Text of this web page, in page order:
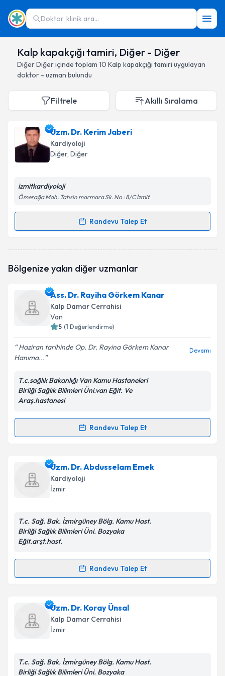
Doktor, klinik ara...
Kalp kapakçığı tamiri, Diğer - Diğer
DiğerDiğeriçinde toplam 10 Kalp kapakçığı tamiri uygulayan
doktor - uzman bulundu
Filtrele Akıllı Sıralama
Uzm. Dr. Kerim Jaberi
Kardiyoloji
Diğer, Diğer
izmitkardiyoloji
Ömerağa Mah. Tahsin marmara Sk. No : 8/C İzmit
Randevu Talep Et
Randevu Takvimi Talebi
oluşturun. Size bu uzmandan randevu almanız için bir
E-posta Adresiniz
Kişisel verilerimin işlenmesine ilişkinAydınlatma
Bölgenize yakın diğer uzmanlar
Ass. Dr. Rayiha Görkem Kanar
Kalp Damar Cerrahisi
Van
5 (1 Değerlendirme)
Haziran tarihinde Op. Dr. Rayina Görkem Kanar
Hanıma...
Devamı
T.c.sağlık Bakanlığı Van Kamu Hastaneleri
Birliği Sağlık Bilimleri Üni.van Eğit. Ve
Araş.hastanesi
Randevu Talep Et
Randevu Takvimi Talebi
Ass. Dr. Rayiha Görkem Kanariçin randevu takvimi
talebi oluşturun. Size bu uzmandan randevu almanız
için bir takvim hazırlandığında e-posta ile
E-posta Adresiniz
Kişisel verilerimin işlenmesine ilişkin
Metni'ni okudum ve kişisel verilerimin belirtilen
Takvim Talebini Gönder
Uzm. Dr. Abdusselam Emek
Kardiyoloji
İzmir
T.c. Sağ. Bak. İzmirgüney Bölg. Kamu Hast.
Birliği Sağlık Bilimleri Üni. Bozyaka
Eğit.arşt.hast.
Randevu Talep Et
Randevu Takvimi Talebi
Uzm. Dr. Abdusselam Emek
talebi oluşturun. Size bu uzmandan randevu almanız
için bir takvim hazırlandığında e-posta ile
E-posta Adresiniz
Uzm. Dr. Koray Ünsal
Kalp Damar Cerrahisi
İzmir
T.c. Sağ. Bak. İzmirgüney Bölg. Kamu Hast.
Birliği Sağlık Bilimleri Üni. Bozyaka